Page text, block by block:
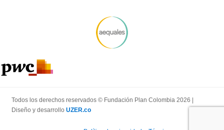
Todos los derechos reservados © Fundación Plan Colombia 2026 |
Diseño y desarrollo UZER.co